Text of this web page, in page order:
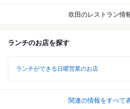
吹田 のレストラン情
ランチのお店を探す
ランチができる日曜営業のお店
関連の情報をすべて